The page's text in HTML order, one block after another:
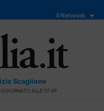
Il Network
Scaglione
ALLE 07:49